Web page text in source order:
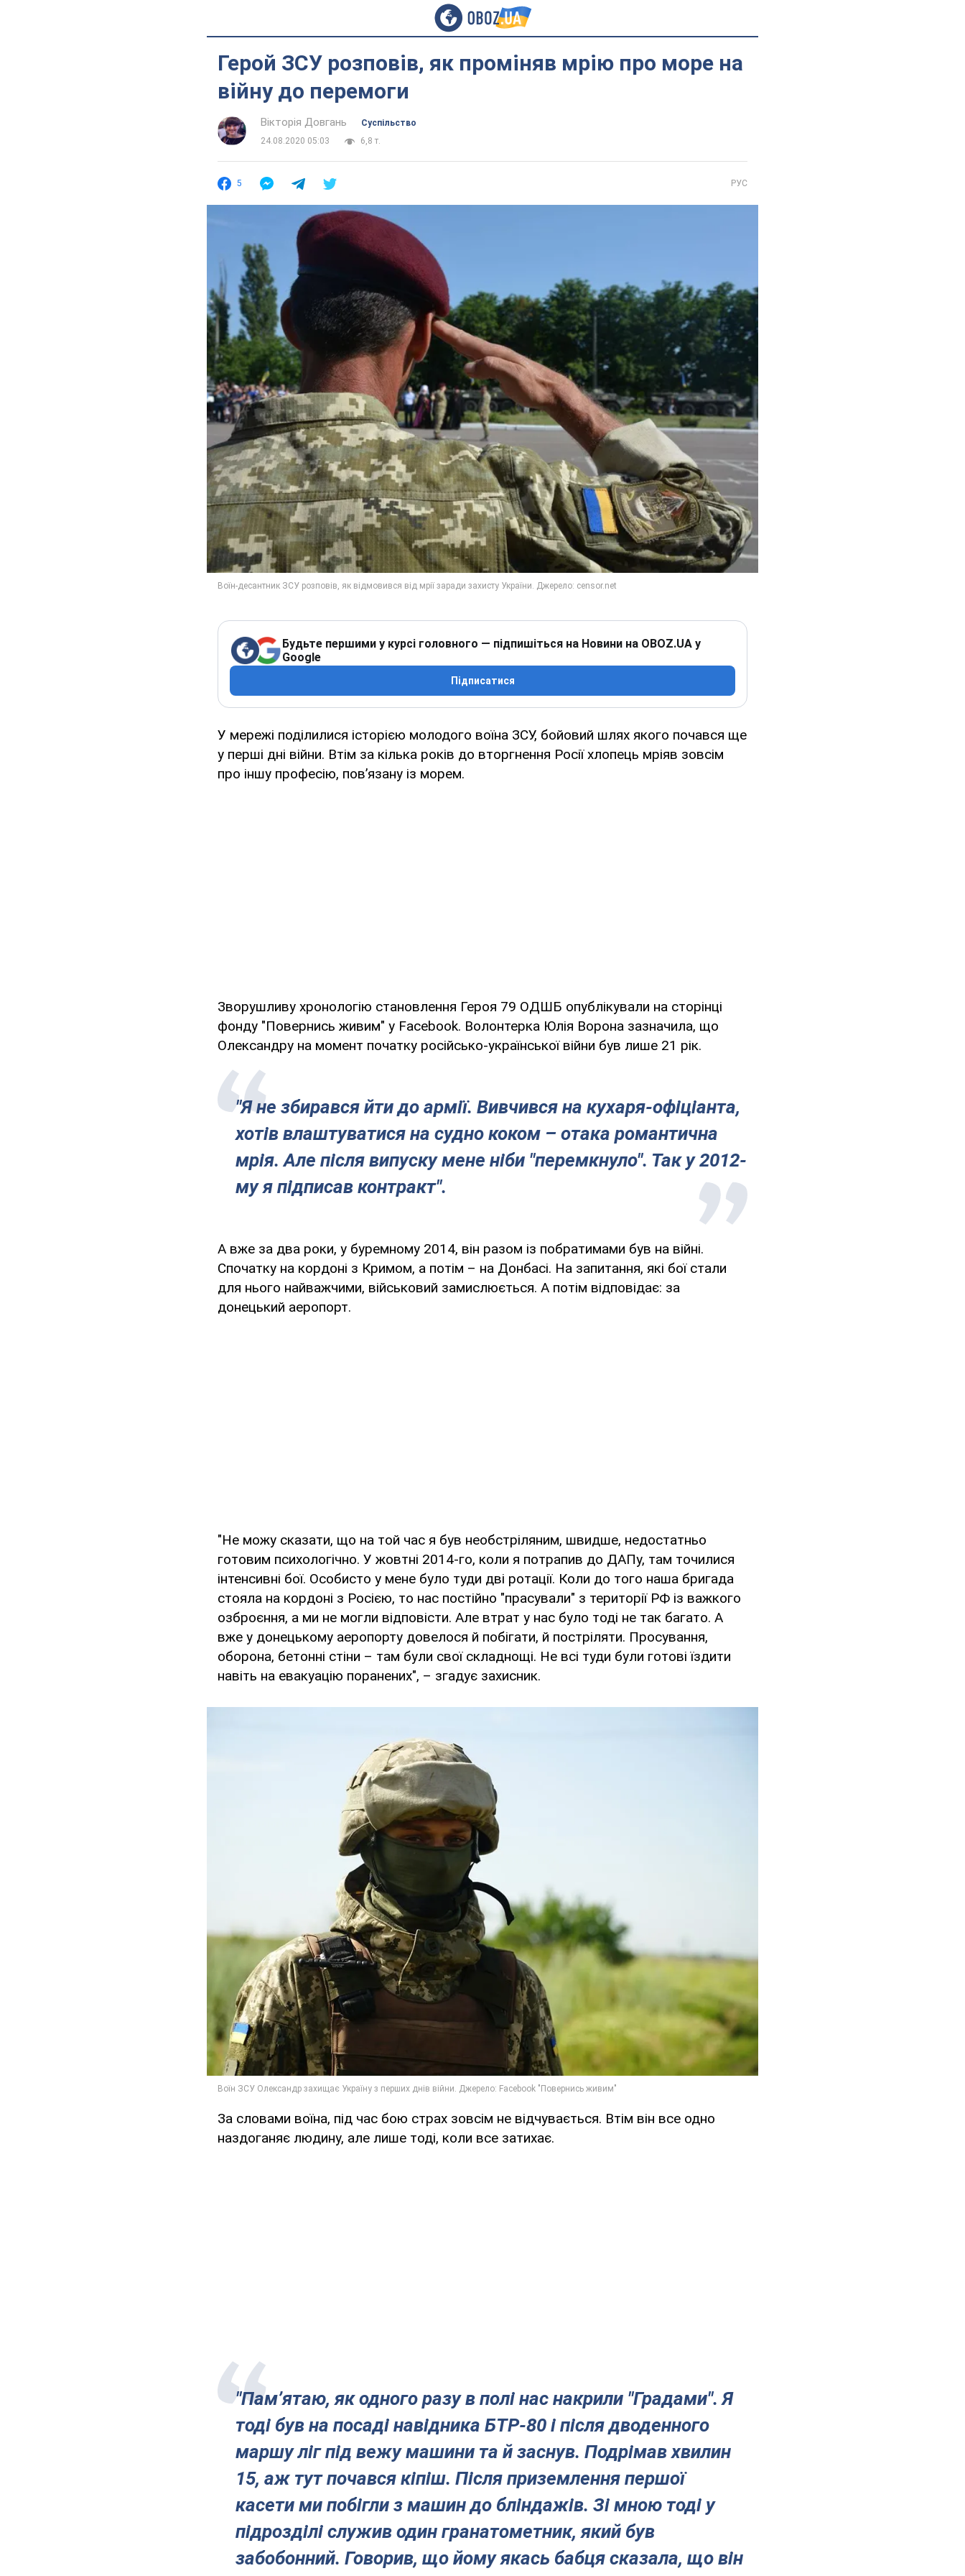
Герой ЗСУ розповів, як проміняв мрію про море на
війну до перемоги
Вікторія Довгань
Суспільство
24.08.2020 05:03
6,8 т.
5 РУС
Будьте першими у курсі головного — підпишіться на Новини на OBOZ.UA у
Google
Підписатися
У мережі поділилися історією молодого воїна ЗСУ, бойовий шлях якого почався ще
у перші дні війни. Втім за кілька років до вторгнення Росії хлопець мріяв зовсім
про іншу професію, пов’язану із морем.
Зворушливу хронологію становлення Героя 79 ОДШБ опублікували на сторінці
фонду "Повернись живим" у Facebook. Волонтерка Юлія Ворона зазначила, що
Олександру на момент початку російсько-української війни був лише 21 рік.
"Я не збирався йти до армії. Вивчився на кухаря-офіціанта,
хотів влаштуватися на судно коком – отака романтична
мрія. Але після випуску мене ніби "перемкнуло". Так у 2012-
му я підписав контракт".
А вже за два роки, у буремному 2014, він разом із побратимами був на війні.
Спочатку на кордоні з Кримом, а потім – на Донбасі. На запитання, які бої стали
для нього найважчими, військовий замислюється. А потім відповідає: за
донецький аеропорт.
"Не можу сказати, що на той час я був необстріляним, швидше, недостатньо
готовим психологічно. У жовтні 2014-го, коли я потрапив до ДАПу, там точилися
інтенсивні бої. Особисто у мене було туди дві ротації. Коли до того наша бригада
стояла на кордоні з Росією, то нас постійно "прасували" з території РФ із важкого
озброєння, а ми не могли відповісти. Але втрат у нас було тоді не так багато. А
вже у донецькому аеропорту довелося й побігати, й постріляти. Просування,
оборона, бетонні стіни – там були свої складнощі. Не всі туди були готові їздити
навіть на евакуацію поранених", – згадує захисник.
За словами воїна, під час бою страх зовсім не відчувається. Втім він все одно
наздоганяє людину, але лише тоді, коли все затихає.
"Пам’ятаю, як одного разу в полі нас накрили "Градами". Я
тоді був на посаді навідника БТР-80 і після дводенного
маршу ліг під вежу машини та й заснув. Подрімав хвилин
15, аж тут почався кіпіш. Після приземлення першої
касети ми побігли з машин до бліндажів. Зі мною тоді у
підрозділі служив один гранатометник, який був
забобонний. Говорив, що йому якась бабця сказала, що він